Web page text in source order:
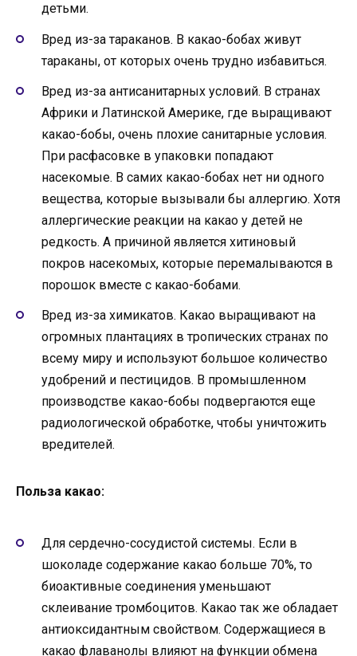
детьми.
Вред из-за тараканов. В какао-бобах живут
тараканы, от которых очень трудно избавиться.
Вред из-за антисанитарных условий. В странах
Африки и Латинской Америке, где выращивают
какао-бобы, очень плохие санитарные условия.
При расфасовке в упаковки попадают
насекомые. В самих какао-бобах нет ни одного
вещества, которые вызывали бы аллергию. Хотя
аллергические реакции на какао у детей не
редкость. А причиной является хитиновый
покров насекомых, которые перемалываются в
порошок вместе с какао-бобами.
Вред из-за химикатов. Какао выращивают на
огромных плантациях в тропических странах по
всему миру и используют большое количество
удобрений и пестицидов. В промышленном
производстве какао-бобы подвергаются еще
радиологической обработке, чтобы уничтожить
вредителей.
Польза какао:
Для сердечно-сосудистой системы. Если в
шоколаде содержание какао больше 70%, то
биоактивные соединения уменьшают
склеивание тромбоцитов. Какао так же обладает
антиоксидантным свойством. Содержащиеся в
какао флаванолы влияют на функции обмена